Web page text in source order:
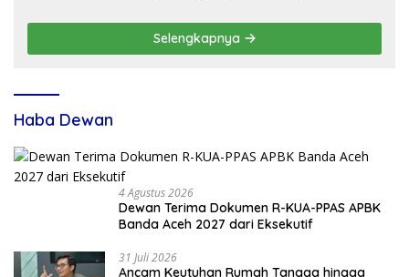
Selengkapnya
Haba Dewan
4 Agustus 2026
Dewan Terima Dokumen R-KUA-PPAS APBK
Banda Aceh 2027 dari Eksekutif
31 Juli 2026
Ancam Keutuhan Rumah Tangga hingga